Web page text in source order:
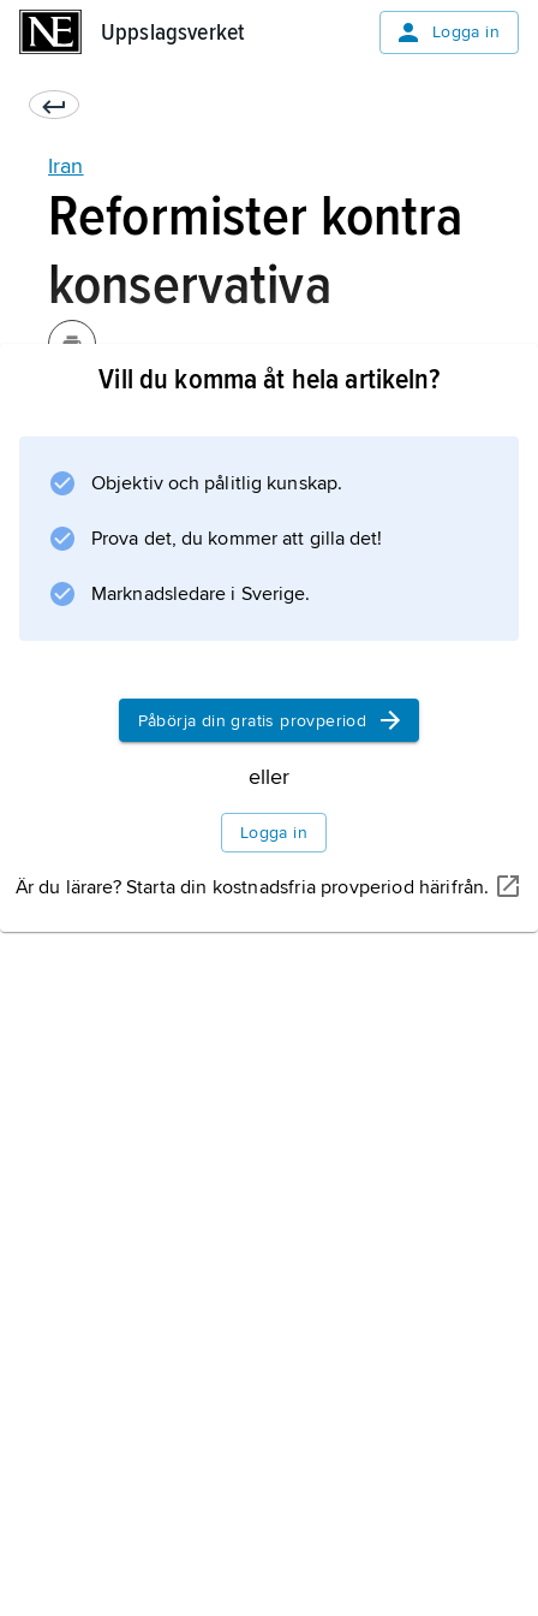
Uppslagsverket Logga in
Iran
Reformister kontra
konservativa
konservativa, traditionalistiska och islamistiska
grupperingar samt reformvänliga grupper.
Sprickan synliggjordes än mer i samband med
valomgångar röstade en överväldigande
, vars reformarbete blockerades effektivt av
Information om artikeln
Vill du komma åt hela artikeln?
Objektiv och pålitlig kunskap.
Prova det, du kommer att gilla det!
Marknadsledare i Sverige.
Påbörja din gratis provperiod
eller
Logga in
Är du lärare? Starta din kostnadsfria provperiod härifrån.